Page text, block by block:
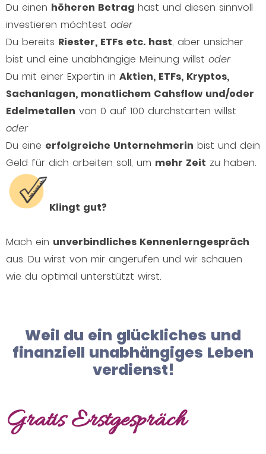
Du einen höheren Betrag hast und diesen sinnvoll
investieren möchtest oder
Du bereits Riester, ETFs etc. hast, aber unsicher
bist und eine unabhängige Meinung willst oder
Du mit einer Expertin in Aktien, ETFs, Kryptos,
Sachanlagen, monatlichem Cahsflow und/oder
Edelmetallen von 0 auf 100 durchstarten willst
oder
Du eine erfolgreiche Unternehmerin bist und dein
Geld für dich arbeiten soll, um mehr Zeit zu haben.
Klingt gut?
Mach ein unverbindliches Kennenlerngespräch
aus. Du wirst von mir angerufen und wir schauen
wie du optimal unterstützt wirst.
Weil du ein glückliches und
finanziell unabhängiges Leben
verdienst!
Gratis Erstgespräch